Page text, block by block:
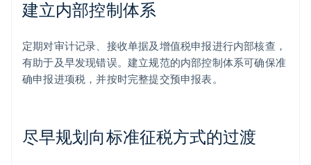
建立内部控制体系
定期对审计记录、接收单据及增值税申报进行内部核查，
有助于及早发现错误。建立规范的内部控制体系可确保准
确申报进项税，并按时完整提交预申报表。
尽早规划向标准征税方式的过渡
阿联酋
English
English
奥地利